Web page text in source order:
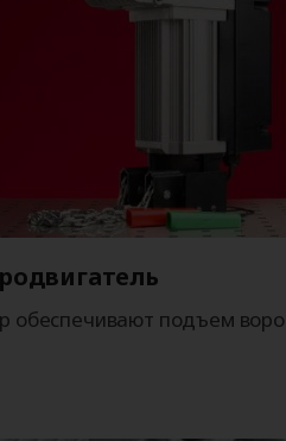
обеспечивают подъем